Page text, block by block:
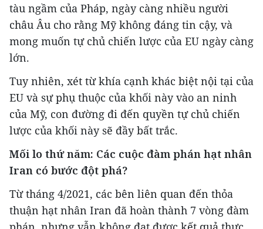
tàu ngầm của Pháp, ngày càng nhiều người
châu Âu cho rằng Mỹ không đáng tin cậy, và
mong muốn tự chủ chiến lược của EU ngày càng
lớn.
Tuy nhiên, xét từ khía cạnh khác biệt nội tại của
EU và sự phụ thuộc của khối này vào an ninh
của Mỹ, con đường đi đến quyền tự chủ chiến
lược của khối này sẽ đầy bất trắc.
Mối lo thứ năm: Các cuộc đàm phán hạt nhân
Iran có bước đột phá?
Từ tháng 4/2021, các bên liên quan đến thỏa
thuận hạt nhân Iran đã hoàn thành 7 vòng đàm